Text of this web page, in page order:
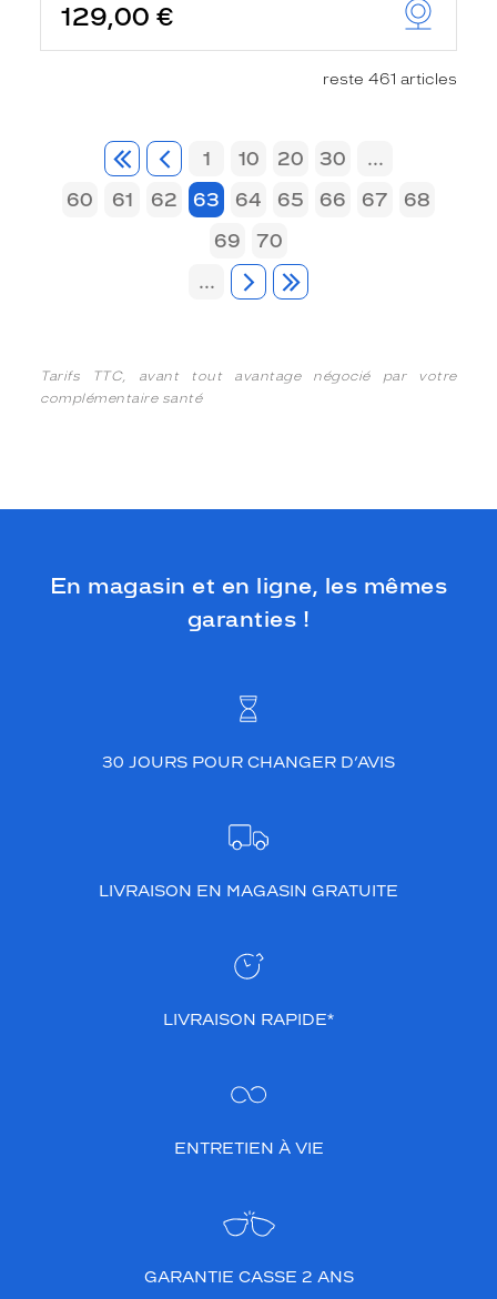
129,00 €
reste 461 articles
1 10 20 30
...
60
61 62 63 64 65 66 67
68
69
70
...
Tarifs TTC, avant tout avantage négocié par votre
complémentaire santé
En magasin et en ligne, les mêmes
garanties !
30 JOURS POUR CHANGER D’AVIS
LIVRAISON EN MAGASIN GRATUITE
LIVRAISON RAPIDE*
ENTRETIEN À VIE
GARANTIE CASSE 2 ANS